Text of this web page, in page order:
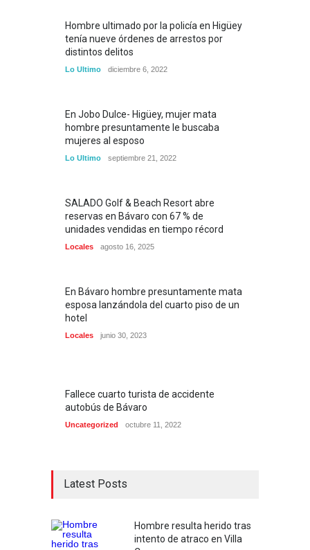
Hombre ultimado por la policía en Higüey
tenía nueve órdenes de arrestos por
distintos delitos
Lo Ultimo diciembre 6, 2022
En Jobo Dulce- Higüey, mujer mata
hombre presuntamente le buscaba
mujeres al esposo
Lo Ultimo septiembre 21, 2022
SALADO Golf & Beach Resort abre
reservas en Bávaro con 67 % de
unidades vendidas en tiempo récord
Locales agosto 16, 2025
En Bávaro hombre presuntamente mata
esposa lanzándola del cuarto piso de un
hotel
Locales junio 30, 2023
Fallece cuarto turista de accidente
autobús de Bávaro
Uncategorized octubre 11, 2022
Latest Posts
Hombre resulta herido tras
intento de atraco en Villa